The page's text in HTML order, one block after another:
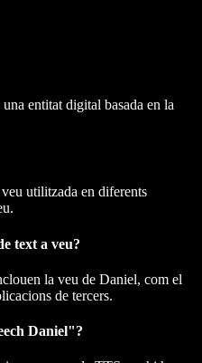
entitat digital basada en la
utilitzada en diferents
text a veu?
la veu de Daniel, com el
de tercers.
Daniel"?